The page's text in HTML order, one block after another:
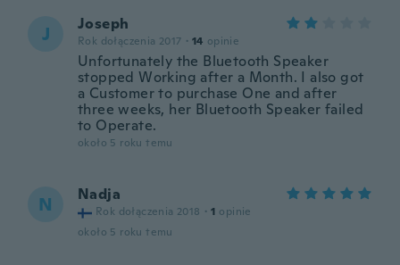
J Joseph
Rok dołączenia 2017 · 14 opinie
Unfortunately the Bluetooth Speaker
stopped Working after a Month. I also got
a Customer to purchase One and after
three weeks, her Bluetooth Speaker failed
to Operate.
około 5 roku temu
N Nadja
Rok dołączenia 2018 · 1 opinie
około 5 roku temu